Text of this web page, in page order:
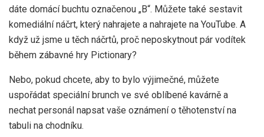
dáte domácí buchtu označenou „B“. Můžete také sestavit
komediální náčrt, který nahrajete a nahrajete na YouTube. A
když už jsme u těch náčrtů, proč neposkytnout pár vodítek
během zábavné hry Pictionary?
Nebo, pokud chcete, aby to bylo výjimečné, můžete
uspořádat speciální brunch ve své oblíbené kavárně a
nechat personál napsat vaše oznámení o těhotenství na
tabuli na chodníku.